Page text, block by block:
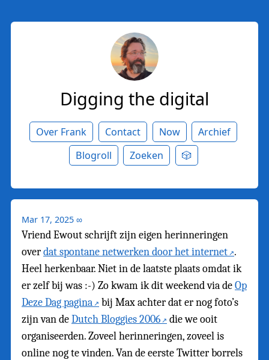
Digging the digital
Over Frank Contact Now
Archief
Blogroll
Zoeken 🎲
Mar 17, 2025 ∞
Vriend Ewout schrijft zijn eigen herinneringen
overdat spontane netwerken door het internet .
Heel herkenbaar. Niet in de laatste plaats omdat ik
er zelf bij was :-) Zo kwam ik dit weekend via deOp
Deze Dag pagina
bij Max achter dat er nog foto’s
zijn van deDutch Bloggies 2006
die we ooit
organiseerden. Zoveel herinneringen, zoveel is
online nog te vinden. Van de eerste Twitter borrels